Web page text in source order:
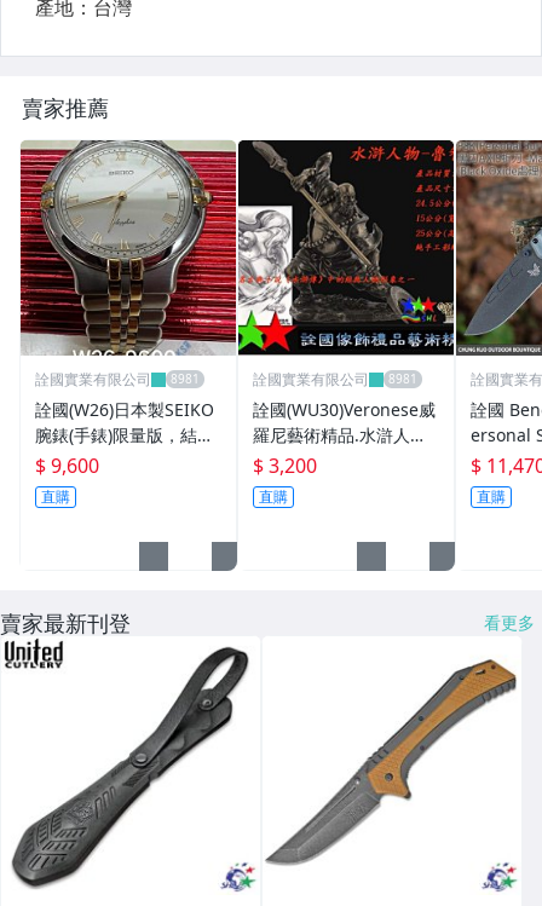
JETBeam 專業玩家級手電筒
KEY BAK 美國伸縮鑰匙圈
Kanetsone 關兼常日本傳奇刀具
KA-BAR 美國軍刀大廠
Kershaw 美國刀廠
Leatherman 特價優惠區
Leatherman 美國專業工具鉗
AKC KNIFE
Magforce 馬蓋先模組化裝備
MAG LITE 美格光傳奇手電筒
Mace 梅西美國防身噴霧
Mantis 美國獨特風格刀具
NEXTORCH 納麗德照明裝備
賣家推薦
詮國實業有限公司
詮國(W26)日本製SEIKO
腕錶(手錶)限量版，結束
經銷超低價清倉大跳樓
價。
$ 9,600
直購
詮國實業有限公司
詮國(WU30)Veronese威
羅尼藝術精品.水滸人物-
魯智深..仿銅雕塑
$ 3,200
直購
詮國實業
詮國
ersonal
色 /橄欖
$
直購
賣家最新刊登 看更多